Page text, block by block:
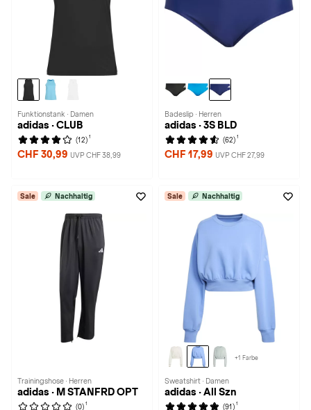
Funktionstank · Damen
adidas · CLUB
(12) 1
CHF 30,99 UVP CHF 38,99
Badeslip · Herren
adidas · 3S BLD
(62) 1
CHF 17,99 UVP CHF 27,99
Sale Nachhaltig
Trainingshose · Herren
adidas · M STANFRD OPT
(0) 1
Sale Nachhaltig
+1 Farbe
Sweatshirt · Damen
adidas · All Szn
(91) 1